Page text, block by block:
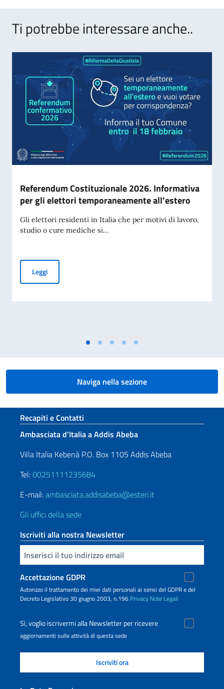
Ti potrebbe interessare anche..
Referendum Costituzionale 2026. Informativa
per gli elettori temporaneamente all’estero
Gli elettori residenti in Italia che per motivi di lavoro,
studio o cure mediche si...
LeggiReferendum Costituzionale 2026. Informativa per gli
Naviga nella sezione
Sezione footer
Recapiti e Contatti
Ambasciata d’Italia a Addis Abeba
Villa Italia Kebenà P.O. Box 1105 Addis Abeba
Tel:00251111235684
E-mail:ambasciata.addisabeba@esteri.it
Gli uffici della sede
Iscriviti alla nostra Newsletter
Inserisci la tua email
Accettazione GDPR
Autorizzo il trattamento dei miei dati personali ai sensi del GDPR e del
Decreto Legislativo 30 giugno 2003, n.196 Privacy Note Legali
Sì, voglio iscrivermi alla Newsletter per ricevere
aggiornamenti sulle attività di questa sede